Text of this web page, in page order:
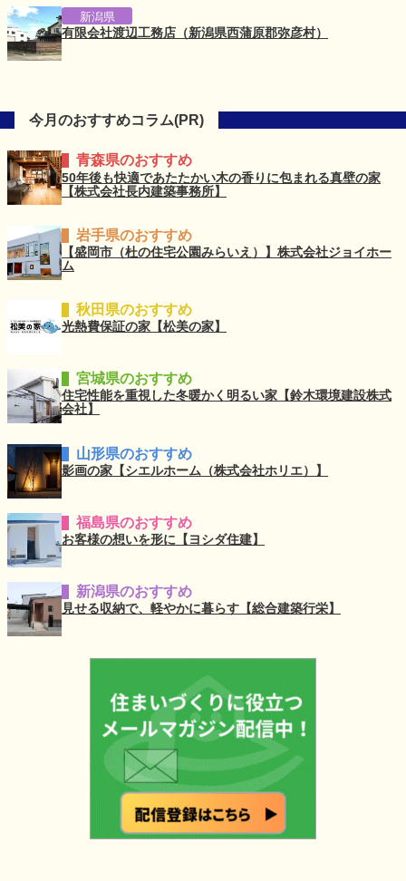
新潟県
有限会社渡辺工務店（新潟県西蒲原郡弥彦村）
今月のおすすめコラム(PR)
青森県のおすすめ
50年後も快適であたたかい木の香りに包まれる真壁の家
【株式会社長内建築事務所】
岩手県のおすすめ
【盛岡市（杜の住宅公園みらいえ）】株式会社ジョイホー
ム
秋田県のおすすめ
光熱費保証の家【松美の家】
宮城県のおすすめ
住宅性能を重視した冬暖かく明るい家【鈴木環境建設株式
会社】
山形県のおすすめ
影画の家【シエルホーム（株式会社ホリエ）】
福島県のおすすめ
お客様の想いを形に【ヨシダ住建】
新潟県のおすすめ
見せる収納で、軽やかに暮らす【総合建築行栄】